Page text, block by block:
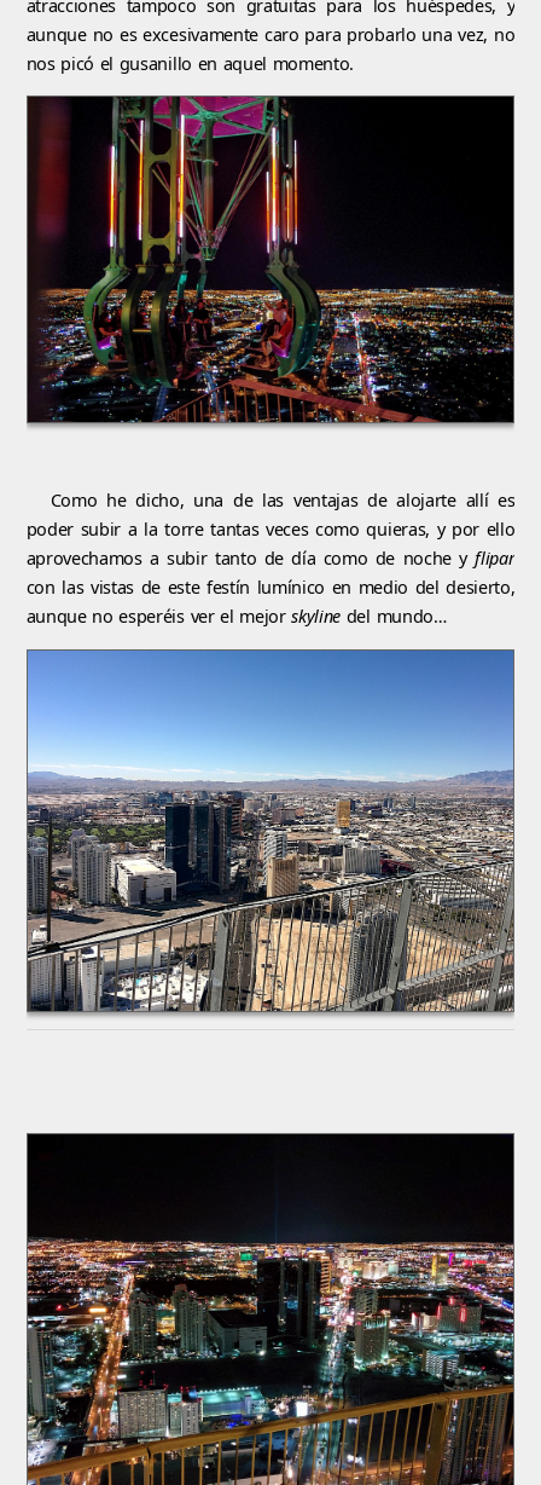
atracciones tampoco son gratuitas para los huéspedes, y
aunque no es excesivamente caro para probarlo una vez, no
nos picó el gusanillo en aquel momento.
Como he dicho, una de las ventajas de alojarte allí es
poder subir a la torre tantas veces como quieras, y por ello
aprovechamos a subir tanto de día como de noche yflipar
con las vistas de este festín lumínico en medio del desierto,
aunque no esperéis ver el mejorskyline del mundo…